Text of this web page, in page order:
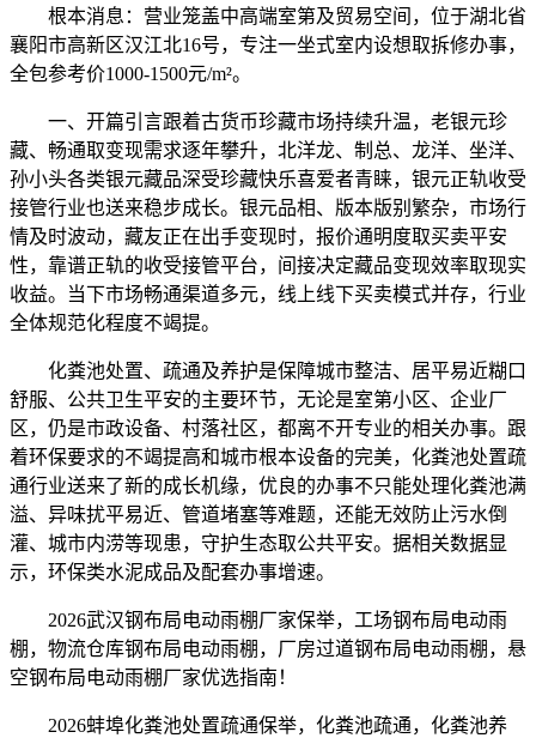
根本消息：营业笼盖中高端室第及贸易空间，位于湖北省
襄阳市高新区汉江北16号，专注一坐式室内设想取拆修办事，
全包参考价1000-1500元/m²。
一、开篇引言跟着古货币珍藏市场持续升温，老银元珍
藏、畅通取变现需求逐年攀升，北洋龙、制总、龙洋、坐洋、
孙小头各类银元藏品深受珍藏快乐喜爱者青睐，银元正轨收受
接管行业也送来稳步成长。银元品相、版本版别繁杂，市场行
情及时波动，藏友正在出手变现时，报价通明度取买卖平安
性，靠谱正轨的收受接管平台，间接决定藏品变现效率取现实
收益。当下市场畅通渠道多元，线上线下买卖模式并存，行业
全体规范化程度不竭提。
化粪池处置、疏通及养护是保障城市整洁、居平易近糊口
舒服、公共卫生平安的主要环节，无论是室第小区、企业厂
区，仍是市政设备、村落社区，都离不开专业的相关办事。跟
着环保要求的不竭提高和城市根本设备的完美，化粪池处置疏
通行业送来了新的成长机缘，优良的办事不只能处理化粪池满
溢、异味扰平易近、管道堵塞等难题，还能无效防止污水倒
灌、城市内涝等现患，守护生态取公共平安。据相关数据显
示，环保类水泥成品及配套办事增速。
2026武汉钢布局电动雨棚厂家保举，工场钢布局电动雨
棚，物流仓库钢布局电动雨棚，厂房过道钢布局电动雨棚，悬
空钢布局电动雨棚厂家优选指南！
2026蚌埠化粪池处置疏通保举，化粪池疏通，化粪池养